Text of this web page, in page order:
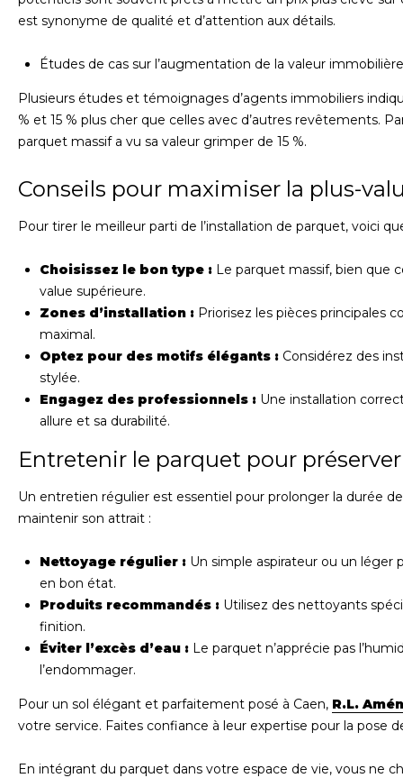
est synonyme de qualité et d’attention aux détails.
Études de cas sur l’augmentation de la valeur immobilière
Plusieurs études et témoignages d’agents immobiliers
% et 15 % plus cher que celles avec d’autres revêtements.
parquet massif a vu sa valeur grimper de 15 %.
Conseils pour maximiser la plus-
Pour tirer le meilleur parti de l’installation de parquet, voici
Choisissez le bon type : Le parquet massif, bien que
value supérieure.
Zones d’installation : Priorisez les pièces principales
maximal.
Optez pour des motifs élégants : Considérez des
stylée.
Engagez des professionnels : Une installation
allure et sa durabilité.
Entretenir le parquet pour
Un entretien régulier est essentiel pour prolonger la durée
maintenir son attrait :
Nettoyage régulier : Un simple aspirateur ou un léger
en bon état.
Produits recommandés : Utilisez des nettoyants
finition.
Éviter l’excès d’eau : Le parquet n’apprécie pas
l’endommager.
Pour un sol élégant et parfaitement posé à Caen, R.L.
votre service. Faites confiance à leur expertise pour la pose
En intégrant du parquet dans votre espace de vie, vous ne